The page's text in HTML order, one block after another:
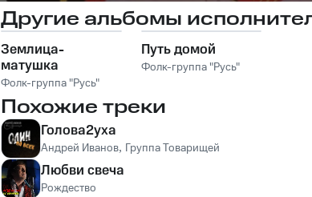
Другие альбомы
Землица-
матушка
Фолк-группа "Русь"
Путь домой
Фолк-группа "Русь"
Похожие треки
Голова2уха
Андрей Иванов, Группа Товарищей
Любви свеча
Рождество